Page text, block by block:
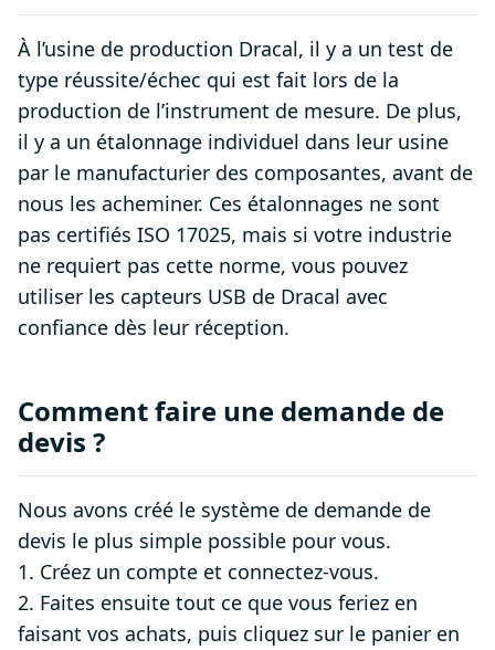
À l’usine de production Dracal, il y a un test de
type réussite/échec qui est fait lors de la
production de l’instrument de mesure. De plus,
il y a un étalonnage individuel dans leur usine
par le manufacturier des composantes, avant de
nous les acheminer. Ces étalonnages ne sont
pas certifiés ISO 17025, mais si votre industrie
ne requiert pas cette norme, vous pouvez
utiliser les capteurs USB de Dracal avec
confiance dès leur réception.
Comment faire une demande de
devis ?
Nous avons créé le système de demande de
devis le plus simple possible pour vous.
1. Créez un compte et connectez-vous.
2. Faites ensuite tout ce que vous feriez en
faisant vos achats, puis cliquez sur le panier en